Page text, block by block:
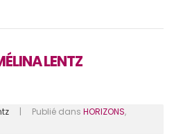
LENTZ
| Publié dans HORIZONS,